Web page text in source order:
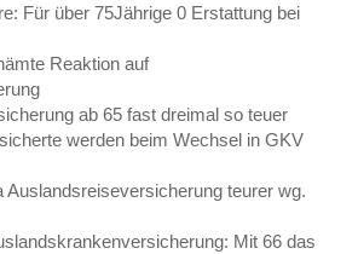
Für über 75Jährige 0 Erstattung bei
Reaktion auf
ab 65 fast dreimal so teuer
werden beim Wechsel in GKV
Auslandsreiseversicherung teurer wg.
Mit 66 das